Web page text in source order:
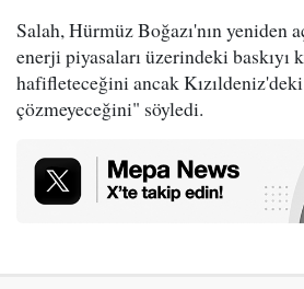
Salah, Hürmüz Boğazı'nın yeniden
enerji piyasaları üzerindeki baskıyı
hafifleteceğini ancak
çözmeyeceğini" söyledi.